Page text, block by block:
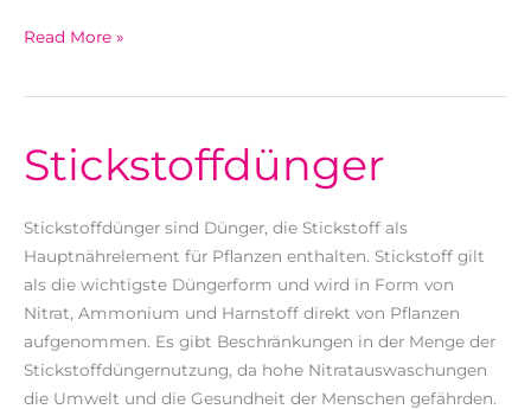
Stark-,
und
Read More »
Stickstoffdünger
Stickstoffdünger sind Dünger, die Stickstoff als
Hauptnährelement für Pflanzen enthalten. Stickstoff gilt
als die wichtigste Düngerform und wird in Form von
Nitrat, Ammonium und Harnstoff direkt von Pflanzen
aufgenommen. Es gibt Beschränkungen in der Menge der
Stickstoffdüngernutzung, da hohe Nitratauswaschungen
die Umwelt und die Gesundheit der Menschen gefährden.